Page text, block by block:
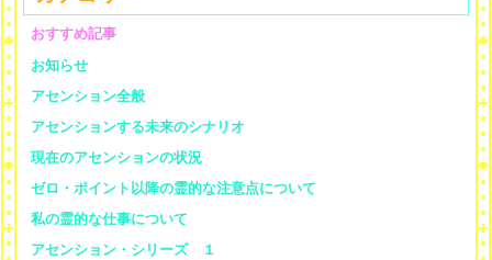
おすすめ記事
お知らせ
アセンション全般
アセンションする未来のシナリオ
現在のアセンションの状況
ゼロ・ポイント以降の霊的な注意点について
私の霊的な仕事について
アセンション・シリーズ １